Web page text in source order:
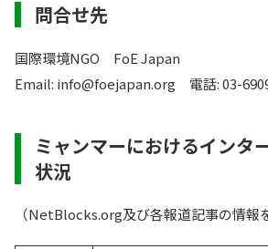
問合せ先
国際環境NGO FoE Japan
Email: info@foejapan.org 電話: 03-
ミャンマーにおけるインタ
状況
（NetBlocks.org及び各報道記事の情報